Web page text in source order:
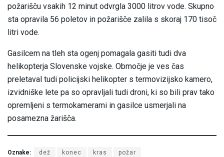
požarišču vsakih 12 minut odvrgla 3000 litrov vode. Skupno
sta opravila 56 poletov in požarišče zalila s skoraj 170 tisoč
litri vode.
Gasilcem na tleh sta ogenj pomagala gasiti tudi dva
helikopterja Slovenske vojske. Območje je ves čas
preletaval tudi policijski helikopter s termovizijsko kamero,
izvidniške lete pa so opravljali tudi droni, ki so bili prav tako
opremljeni s termokamerami in gasilce usmerjali na
posamezna žarišča.
Oznake: dež konec kras požar